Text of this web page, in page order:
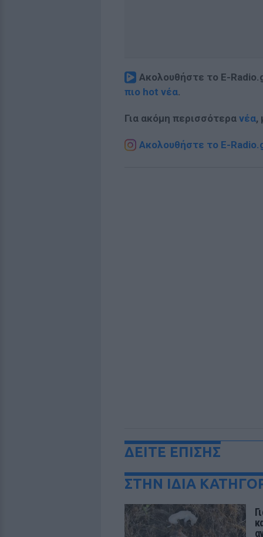
Ακολουθήστε το E-
πιο hot νέα.
Για ακόμη περισσότερα νέα,
Ακολουθήστε το E-
ΔΕΙΤΕ ΕΠΙΣΗΣ
ΣΤΗΝ ΙΔΙΑ